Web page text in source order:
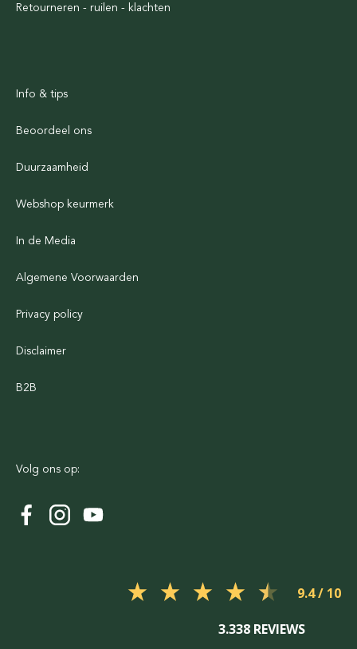
Retourneren - ruilen - klachten
Info & tips
Beoordeel ons
Duurzaamheid
Webshop keurmerk
In de Media
Algemene Voorwaarden
Privacy policy
Disclaimer
B2B
Volg ons op:
9.4
3.338 REVIEWS